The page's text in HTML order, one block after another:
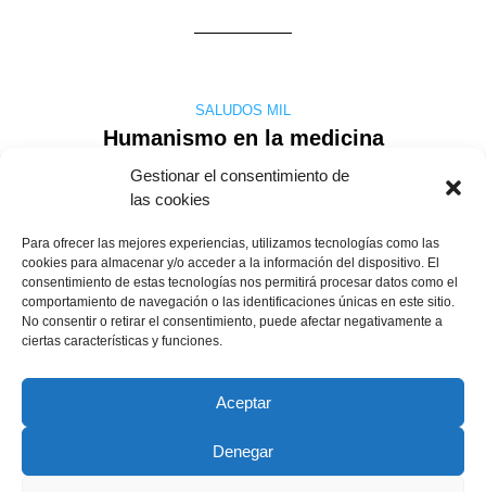
Gestionar el consentimiento de
las cookies
Para ofrecer las mejores experiencias, utilizamos tecnologías como las
cookies para almacenar y/o acceder a la información del dispositivo. El
consentimiento de estas tecnologías nos permitirá procesar datos como el
comportamiento de navegación o las identificaciones únicas en este sitio.
No consentir o retirar el consentimiento, puede afectar negativamente a
ciertas características y funciones.
Aceptar
Denegar
SALUDOS MIL
Humanismo en la medicina
del humanismo, que se ha postulado más como arte que como
ciencia, donde la cercanía a la persona y la confianza tienen un
elevado valor terapéutico, en la medicina, estamos perdiendo
pie en el terreno de las relaciones humanas. El avance científico
es ….
Copyright © 2022 ADSP Salamanca. Todos los derechos